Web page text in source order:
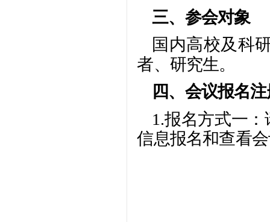
三、参会对象
国内高校及科
者、研究生。
四、会议报名
1.报名方式一
信息报名和查看